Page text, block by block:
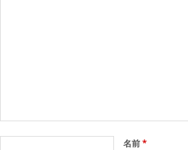
名前*